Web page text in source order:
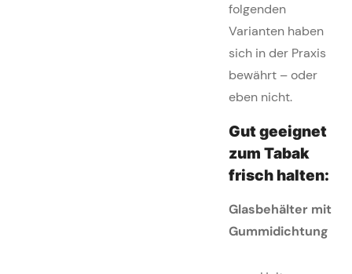
folgenden
Varianten haben
sich in der Praxis
bewährt – oder
eben nicht.
Gut geeignet
zum Tabak
frisch halten:
Glasbehälter mit
Gummidichtung